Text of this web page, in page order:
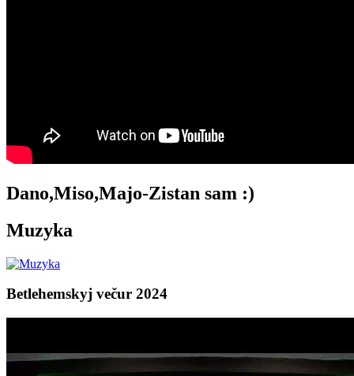
Dano,Miso,Majo-Zistan sam :)
Muzyka
Betlehemskyj večur 2024